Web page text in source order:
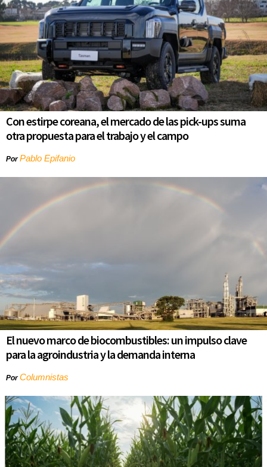
Con estirpe coreana, el mercado de las pick-ups suma
otra propuesta para el trabajo y el campo
PorPablo Epifanio
El nuevo marco de biocombustibles: un impulso clave
para la agroindustria y la demanda interna
PorColumnistas